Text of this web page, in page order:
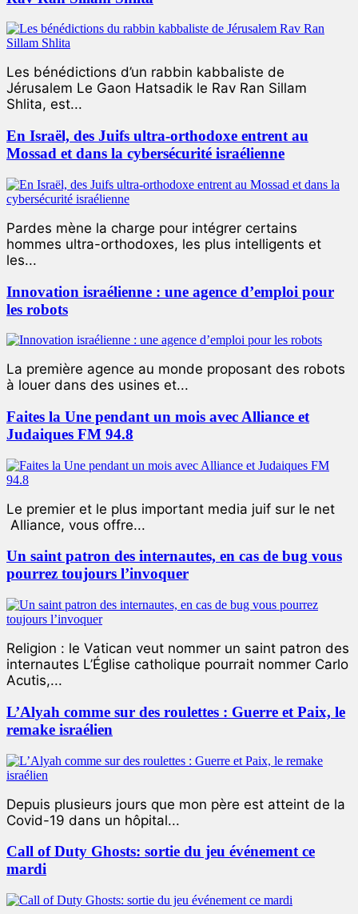
Les bénédictions d’un rabbin kabbaliste de
Jérusalem Le Gaon Hatsadik le Rav Ran Sillam
Shlita, est...
En Israël, des Juifs ultra-orthodoxe entrent au
Mossad et dans la cybersécurité israélienne
Pardes mène la charge pour intégrer certains
hommes ultra-orthodoxes, les plus intelligents et
les...
Innovation israélienne : une agence d’emploi pour
les robots
La première agence au monde proposant des robots
à louer dans des usines et...
Faites la Une pendant un mois avec Alliance et
Judaiques FM 94.8
Le premier et le plus important media juif sur le net
Alliance, vous offre...
Un saint patron des internautes, en cas de bug vous
pourrez toujours l’invoquer
Religion : le Vatican veut nommer un saint patron des
internautes L’Église catholique pourrait nommer Carlo
Acutis,...
L’Alyah comme sur des roulettes : Guerre et Paix, le
remake israélien
Depuis plusieurs jours que mon père est atteint de la
Covid-19 dans un hôpital...
Call of Duty Ghosts: sortie du jeu événement ce
mardi